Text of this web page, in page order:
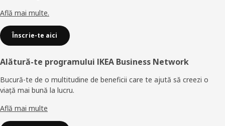
Află mai multe.
Înscrie-te aici
Alătură-te programului IKEA Business Network
Bucură-te de o multitudine de beneficii care te ajută să creezi o
viață mai bună la lucru.
Află mai multe